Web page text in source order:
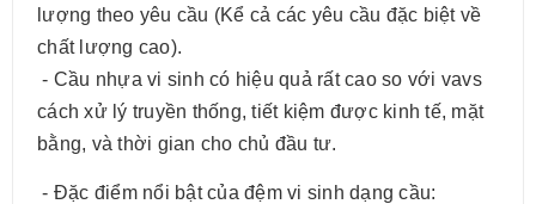
lượng theo yêu cầu (Kể cả các yêu cầu đặc biệt về
chất lượng cao).
- Cầu nhựa vi sinh có hiệu quả rất cao so với vavs
cách xử lý truyền thống, tiết kiệm được kinh tế, mặt
bằng, và thời gian cho chủ đầu tư.
- Đặc điểm nổi bật của đệm vi sinh dạng cầu: